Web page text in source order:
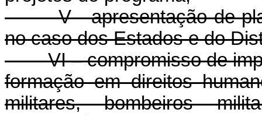
V - apresentação de
no caso dos Estados e do
VI – compromisso de
formação em direitos
militares, bombeiros